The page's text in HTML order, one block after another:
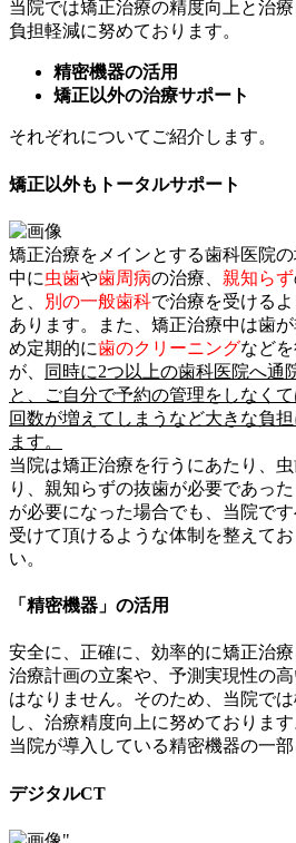
当院では矯正治療の精度向上と治
負担軽減に努めております。
精密機器の活用
矯正以外の治療サポート
それぞれについてご紹介します。
矯正以外もトータルサポート
矯正治療をメインとする歯科医院
中に虫歯や歯周病の治療、 親知らず
と、
別の一般歯科で治療を受ける
あります。また、矯正治療中は歯
め定期的に歯のクリーニングなど
が、
同時に2つ以上の歯科医院へ通
と、ご自分で予約の管理をしなく
回数が増えてしまうなど大きな負
ます。
当院は矯正治療を行うにあたり、
り、親知らずの抜歯が必要であっ
が必要になった場合でも、当院です
受けて頂けるような体制を整えて
い。
「精密機器」の活用
安全に、正確に、効率的に矯正治
治療計画の立案や、予測実現性の
はなりません。そのため、当院で
し、治療精度向上に努めております
当院が導入している精密機器の一部
デジタルCT